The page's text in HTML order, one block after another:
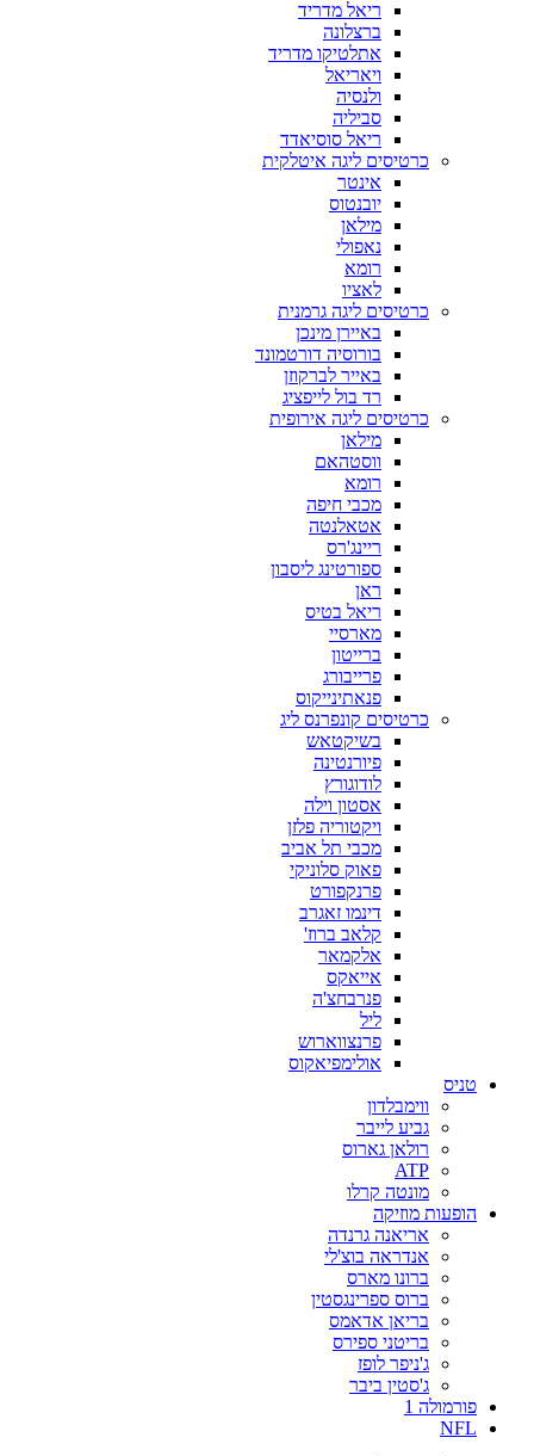
ריאל מדריד
ברצלונה
אתלטיקו מדריד
ויאריאל
ולנסיה
סביליה
ריאל סוסיאדד
כרטיסים ליגה איטלקית
אינטר
יובנטוס
מילאן
נאפולי
רומא
לאציו
כרטיסים ליגה גרמנית
באיירן מינכן
בורוסיה דורטמונד
באייר לברקוזן
רד בול לייפציג
כרטיסים ליגה אירופית
מילאן
ווסטהאם
רומא
מכבי חיפה
אטאלנטה
ריינג'רס
ספורטינג ליסבון
ראן
ריאל בטיס
מארסיי
ברייטון
פרייבורג
פנאתינייקוס
כרטיסים קונפרנס ליג
בשיקטאש
פיורנטינה
לודוגורץ
אסטון וילה
ויקטוריה פלזן
מכבי תל אביב
פאוק סלוניקי
פרנקפורט
דינמו זאגרב
קלאב ברוז'
אלקמאר
אייאקס
פנרבחצ'ה
ליל
פרנצווארוש
אולימפיאקוס
טניס
ווימבלדון
גביע לייבר
רולאן גארוס
ATP
מונטה קרלו
הופעות מוזיקה
אריאנה גרנדה
אנדראה בוצ'לי
ברונו מארס
ברוס ספרינגסטין
בריאן אדאמס
בריטני ספירס
ג'ניפר לופז
ג'סטין ביבר
פורמולה 1
NFL